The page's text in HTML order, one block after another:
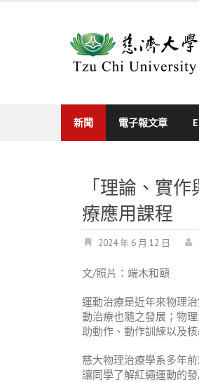
新聞 電子報文章
「理論、實
療應用課程
2024 年 6 月 12 日
文/照片：端木和頤
運動治療是近年來物理
動治療也隨之發展；物
助動作、動作訓練以及
慈大物理治療學系多年
讓同學了解紅繩運動的